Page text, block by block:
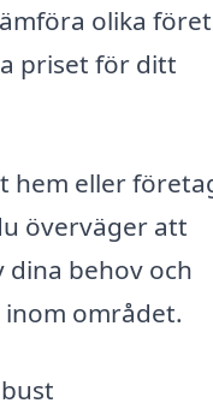
olika
priset för ditt
hem eller
överväger att
behov och
området.